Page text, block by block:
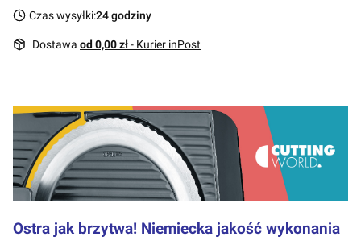
Czas wysyłki:24 godziny
Dostawa od 0,00 zł- Kurier inPost
Ostra jak brzytwa! Niemiecka jakość wykonania